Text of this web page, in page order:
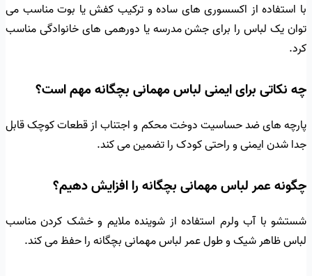
با استفاده از اکسسوری های ساده و ترکیب کفش یا بوت مناسب می
توان یک لباس را برای جشن مدرسه یا دورهمی های خانوادگی مناسب
کرد.
چه نکاتی برای ایمنی لباس مهمانی بچگانه مهم است؟
پارچه های ضد حساسیت دوخت محکم و اجتناب از قطعات کوچک قابل
جدا شدن ایمنی و راحتی کودک را تضمین می کند.
چگونه عمر لباس مهمانی بچگانه را افزایش دهیم؟
شستشو با آب ولرم استفاده از شوینده ملایم و خشک کردن مناسب
لباس ظاهر شیک و طول عمر لباس مهمانی بچگانه را حفظ می کند.